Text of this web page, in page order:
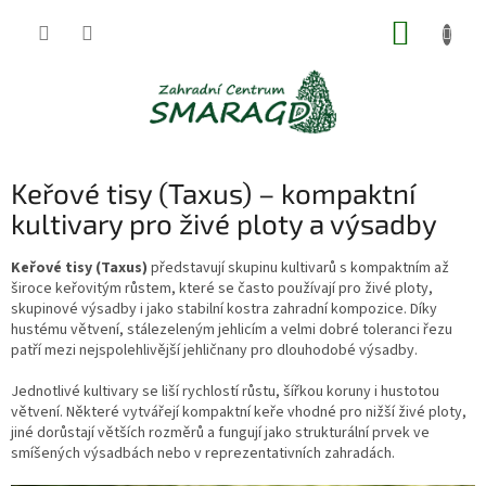
Keřové tisy (Taxus) – kompaktní
kultivary pro živé ploty a výsadby
Keřové tisy (Taxus) představují skupinu kultivarů s kompaktním až
široce keřovitým růstem, které se často používají pro živé ploty,
skupinové výsadby i jako stabilní kostra zahradní kompozice. Díky
hustému větvení, stálezeleným jehlicím a velmi dobré toleranci řezu
patří mezi nejspolehlivější jehličnany pro dlouhodobé výsadby.
Jednotlivé kultivary se liší rychlostí růstu, šířkou koruny i hustotou
větvení. Některé vytvářejí kompaktní keře vhodné pro nižší živé ploty,
jiné dorůstají větších rozměrů a fungují jako strukturální prvek ve
smíšených výsadbách nebo v reprezentativních zahradách.